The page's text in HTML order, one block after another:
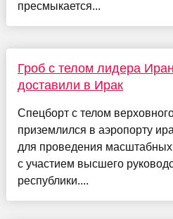
пресмыкается...
Гроб с телом лидера
доставили в Ирак
Спецборт с телом
приземлился в аэропорту
для проведения
с участием высшего
республики....